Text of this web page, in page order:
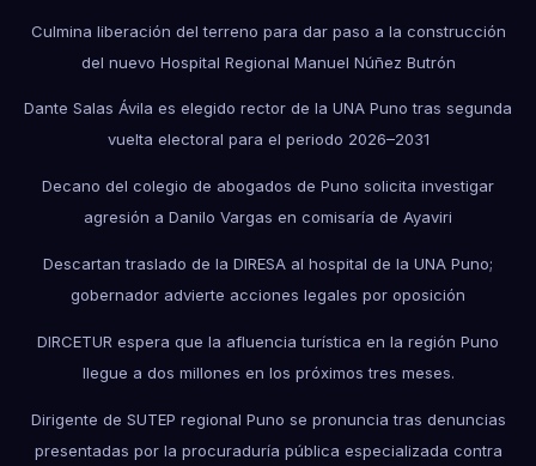
Culmina liberación del terreno para dar paso a la construcción
del nuevo Hospital Regional Manuel Núñez Butrón
Dante Salas Ávila es elegido rector de la UNA Puno tras segunda
vuelta electoral para el periodo 2026–2031
Decano del colegio de abogados de Puno solicita investigar
agresión a Danilo Vargas en comisaría de Ayaviri
Descartan traslado de la DIRESA al hospital de la UNA Puno;
gobernador advierte acciones legales por oposición
DIRCETUR espera que la afluencia turística en la región Puno
llegue a dos millones en los próximos tres meses.
Dirigente de SUTEP regional Puno se pronuncia tras denuncias
presentadas por la procuraduría pública especializada contra